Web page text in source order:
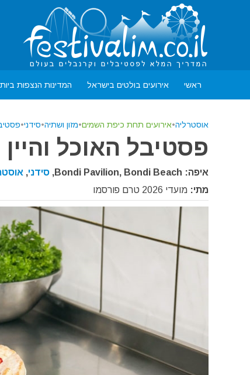
ראשי אירועים בולטים בישראל המדינות הנצפות
אוסטרליה•אירועים תחת כיפת השמים•מזון ושתיה•סידני•
פסטיבל האוכל והיין
איפה: Bondi Pavilion, Bondi Beach, סידני,
מתי: מועדי 2026 טרם פורסמו